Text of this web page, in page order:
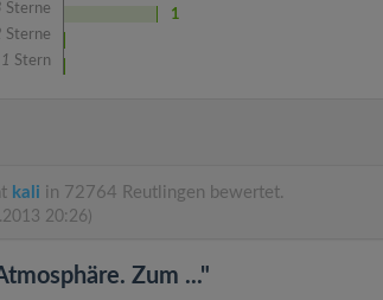
Sterne
1
Sterne
1 Stern
kali in 72764 Reutlingen bewertet.
20:26)
Zum ..."